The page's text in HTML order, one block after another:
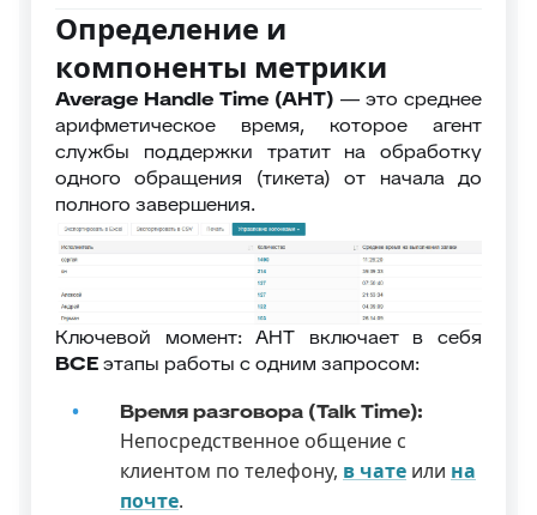
Определение и
компоненты метрики
Average Handle Time (AHT) — это среднее
арифметическое время, которое агент
службы поддержки тратит на обработку
одного обращения (тикета) от начала до
полного завершения.
Ключевой момент: AHT включает в себя
ВСЕэтапы работы с одним запросом:
Время разговора (Talk Time):
Непосредственное общение с
клиентом по телефону, в чате или на
почте.